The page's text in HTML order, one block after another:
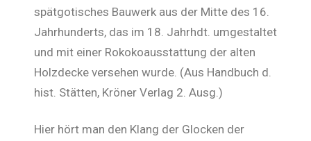
spätgotisches Bauwerk aus der Mitte des 16.
Jahrhunderts, das im 18. Jahrhdt. umgestaltet
und mit einer Rokokoausstattung der alten
Holzdecke versehen wurde. (Aus Handbuch d.
hist. Stätten, Kröner Verlag 2. Ausg.)
Hier hört man den Klang der Glocken der